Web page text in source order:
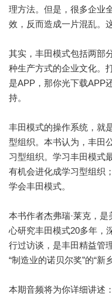
理方法。但是，很多企业
效，反而造成一片混乱。
其实，丰田模式包括两部
种生产方式的企业文化。
是APP，那你光下载APP
持。
丰田模式的操作系统，就
型组织。本书认为，丰田
习型组织。学习丰田模式
有机会进化成学习型组织
学会丰田模式。
本书作者杰弗瑞·莱克，
心研究丰田模式20多年，
行过访谈，是丰田精益管
“制造业的诺贝尔奖”的“新乡
本期音频将为你详细讲述：